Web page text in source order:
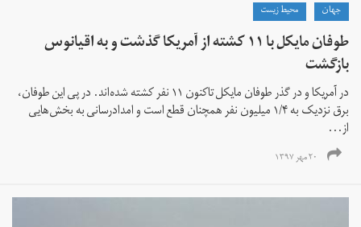
جهان محیط زیست
طوفان مایکل با ۱۱ کشته از آمریکا گذشت و به اقیانوس
بازگشت
در آمریکا و در گذر طوفان مایکل تاکنون ۱۱ نفر کشته شده‌اند. در پی این طوفان،
برق نزدیک به ۱/۴ میلیون نفر همچنان قطع است و امدادرسانی به بخش‌هایی
از...
۲۰ مهر ۱۳۹۷